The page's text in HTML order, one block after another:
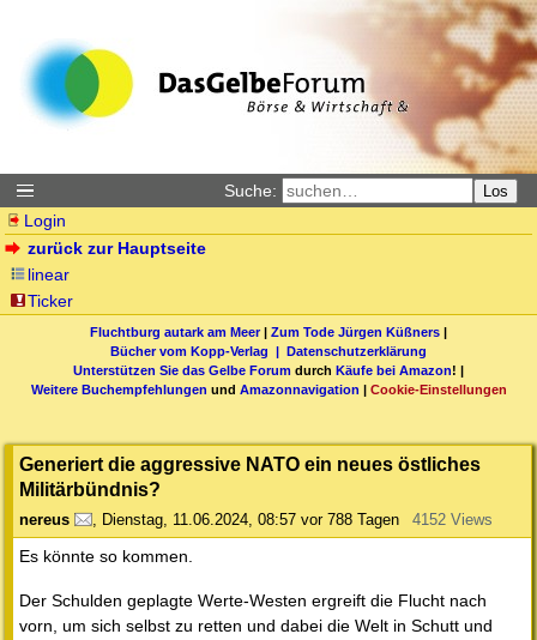
Suche: Los
Login
zurück zur Hauptseite
linear
Ticker
Fluchtburg autark am Meer| Zum Tode Jürgen Küßners |
Bücher vom Kopp-Verlag | Datenschutzerklärung
Unterstützen Sie das Gelbe Forum durch Käufe bei Amazon! |
Weitere Buchempfehlungen und Amazonnavigation | Cookie-Einstellungen
Generiert die aggressive NATO ein neues östliches
Militärbündnis?
nereus , Dienstag, 11.06.2024, 08:57 vor 788 Tagen 4152 Views
Es könnte so kommen.
Der Schulden geplagte Werte-Westen ergreift die Flucht nach
vorn, um sich selbst zu retten und dabei die Welt in Schutt und